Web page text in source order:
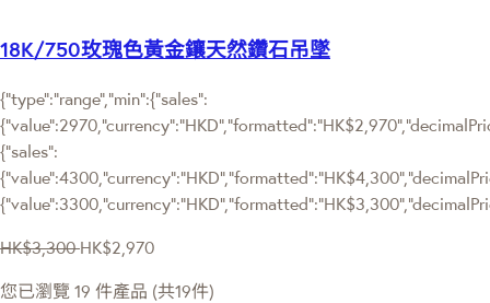
18K/750玫瑰色黃金鑲天然鑽石吊墜
{"type":"range","min":{"sales":
{"sales":
HK$3,300 HK$2,970
您已瀏覽 19 件產品 (共19件)